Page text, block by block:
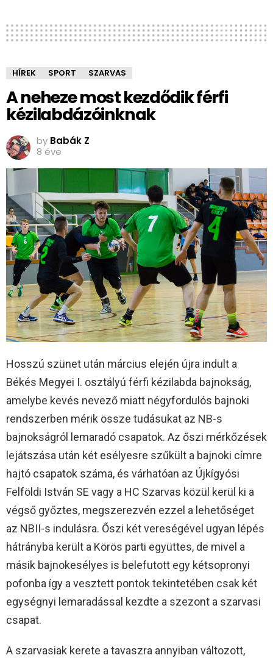
HÍREK SPORT SZARVAS
A neheze most kezdődik férfi
kézilabdázóinknak
by Babák Z
8 éve
Hosszú szünet után március elején újra indult a
Békés Megyei I. osztályú férfi kézilabda bajnokság,
amelybe kevés nevező miatt négyfordulós bajnoki
rendszerben mérik össze tudásukat az NB-s
bajnokságról lemaradó csapatok. Az őszi mérkőzések
lejátszása után két esélyesre szűkült a bajnoki címre
hajtó csapatok száma, és várhatóan az Újkígyósi
Felföldi István SE vagy a HC Szarvas közül kerül ki a
végső győztes, megszerezvén ezzel a lehetőséget
az NBII-s indulásra. Őszi két vereségével ugyan lépés
hátrányba került a Körös parti együttes, de mivel a
másik bajnokesélyes is belefutott egy kétsopronyi
pofonba így a vesztett pontok tekintetében csak két
egységnyi lemaradással kezdte a szezont a szarvasi
csapat.
A szarvasiak kerete a tavaszra annyiban változott,